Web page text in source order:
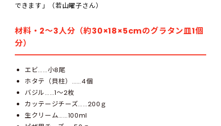
できます」（若山曜子さん）
材料・2～3人分（約30×18×5cmのグラタン皿1個
分）
エビ……小8尾
ホタテ（貝柱）……4個
バジル……1～2枚
カッテージチーズ……200ｇ
生クリーム……100ml